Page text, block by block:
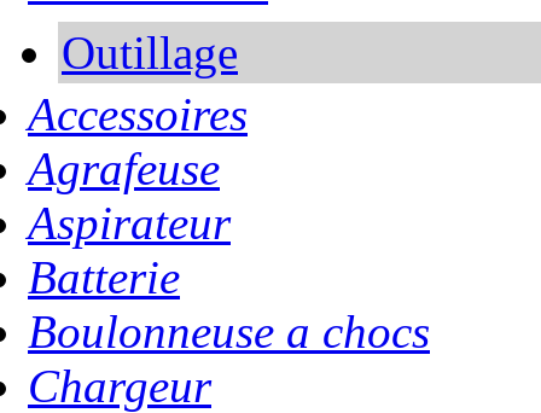
Outillage
Accessoires
Agrafeuse
Aspirateur
Batterie
Boulonneuse a chocs
Chargeur